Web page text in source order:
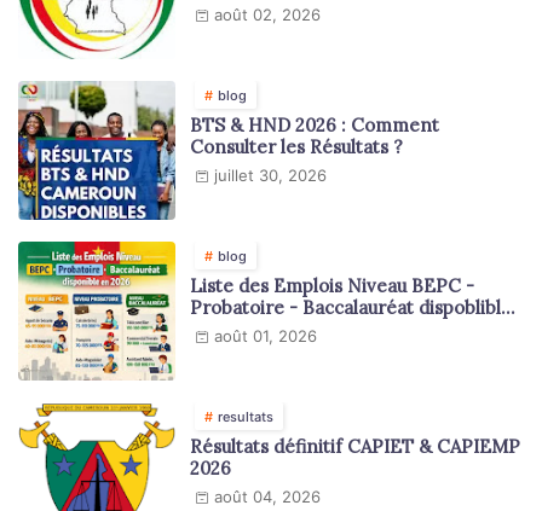
août 02, 2026
blog
BTS & HND 2026 : Comment
Consulter les Résultats ?
juillet 30, 2026
blog
Liste des Emplois Niveau BEPC -
Probatoire - Baccalauréat dispoblible
en 2026
août 01, 2026
resultats
Résultats définitif CAPIET & CAPIEMP
2026
août 04, 2026